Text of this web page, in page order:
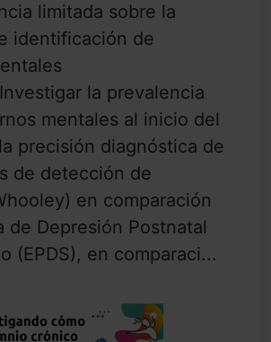
limitada sobre la
identificación de
la prevalencia
mentales al inicio del
precisión diagnóstica de
de detección de
en comparación
de Depresión Postnatal
(EPDS), en comparaci...